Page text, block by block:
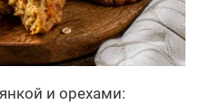
и орехами: